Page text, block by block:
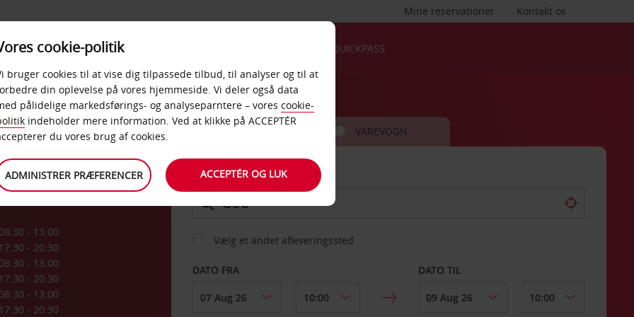
Kontakt os
Mine reservationer
PRODUKTER &
KONTORER
QUICKPASS
08:30 - 13:00
17:30 - 20:30
08:30 - 13:00
17:30 - 20:30
08:30 - 13:00
17:30 - 20:30
BIL VAREVOGN
AFHENT FRA
Vælg et andet afleveringssted
DATO FRA DATO TIL
cookie-politik
bruger cookies til at vise dig tilpassede tilbud, til analyser og til at
din oplevelse på vores hjemmeside. Vi deler også data
pålidelige markedsførings- og analyseparntere – vores cookie-
indeholder mere information. Ved at klikke på ACCEPTÉR
du vores brug af cookies.
ADMINISTRER PRÆFERENCER ACCEPTÉR OG LUK